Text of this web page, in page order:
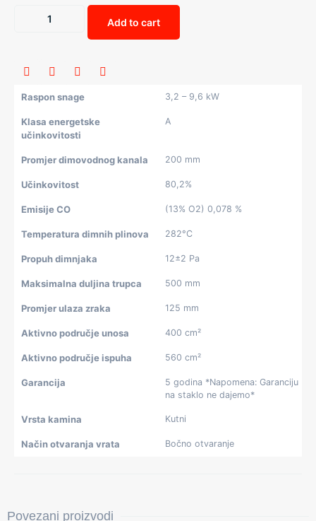
Add to cart
Raspon snage 3,2 – 9,6 kW
Klasa energetske
učinkovitosti
A
Promjer dimovodnog kanala 200 mm
Učinkovitost 80,2%
Emisije CO (13% O2) 0,078 %
Temperatura dimnih plinova 282°C
Propuh dimnjaka 12±2 Pa
Maksimalna duljina trupca 500 mm
Promjer ulaza zraka 125 mm
Aktivno područje unosa 400 cm²
Aktivno područje ispuha 560 cm²
Garancija
5 godina *Napomena: Garanciju
na staklo ne dajemo*
Vrsta kamina Kutni
Način otvaranja vrata Bočno otvaranje
Povezani proizvodi